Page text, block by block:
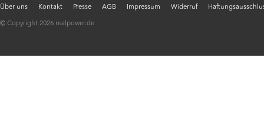
Über uns Kontakt Presse AGB Impressum Widerruf
© Copyright 2026 realpower.de